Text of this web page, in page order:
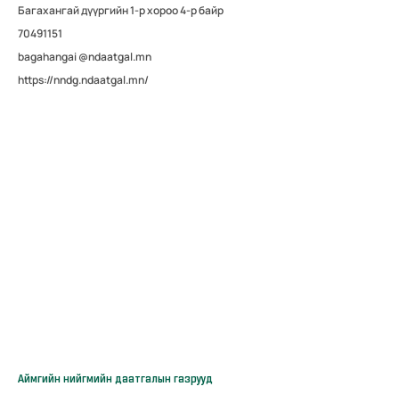
Багахангай дүүргийн 1-р хороо 4-р байр
70491151
bagahangai @ndaatgal.mn
https://nndg.ndaatgal.mn/
Аймгийн нийгмийн даатгалын газрууд